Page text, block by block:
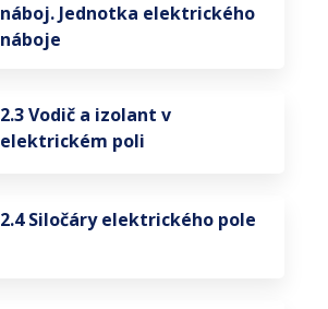
náboj. Jednotka elektrického
náboje
2.3 Vodič a izolant v
elektrickém poli
2.4 Siločáry elektrického pole